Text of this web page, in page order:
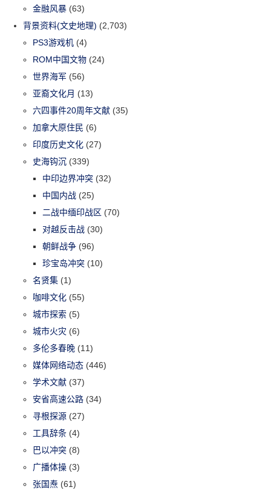
金融风暴 (63)
背景资料(文史地理) (2,703)
PS3游戏机 (4)
ROM中国文物 (24)
世界海军 (56)
亚裔文化月 (13)
六四事件20周年文献 (35)
加拿大原住民 (6)
印度历史文化 (27)
史海钩沉 (339)
中印边界冲突 (32)
中国内战 (25)
二战中缅印战区 (70)
对越反击战 (30)
朝鲜战争 (96)
珍宝岛冲突 (10)
名贤集 (1)
咖啡文化 (55)
城市探索 (5)
城市火灾 (6)
多伦多春晚 (11)
媒体网络动态 (446)
学术文献 (37)
安省高速公路 (34)
寻根探源 (27)
工具辞条 (4)
巴以冲突 (8)
广播体操 (3)
张国焘 (61)